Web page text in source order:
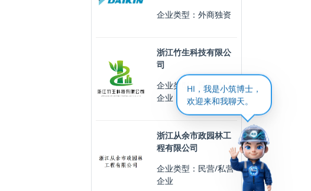
HI，我是小筑博士，
欢迎来和我聊天。
企业类型：外商独资
浙江竹生科技有限公
司
企业类型：民营/私营
企业
浙江从余市政园林工
程有限公司
企业类型：民营/私营
企业